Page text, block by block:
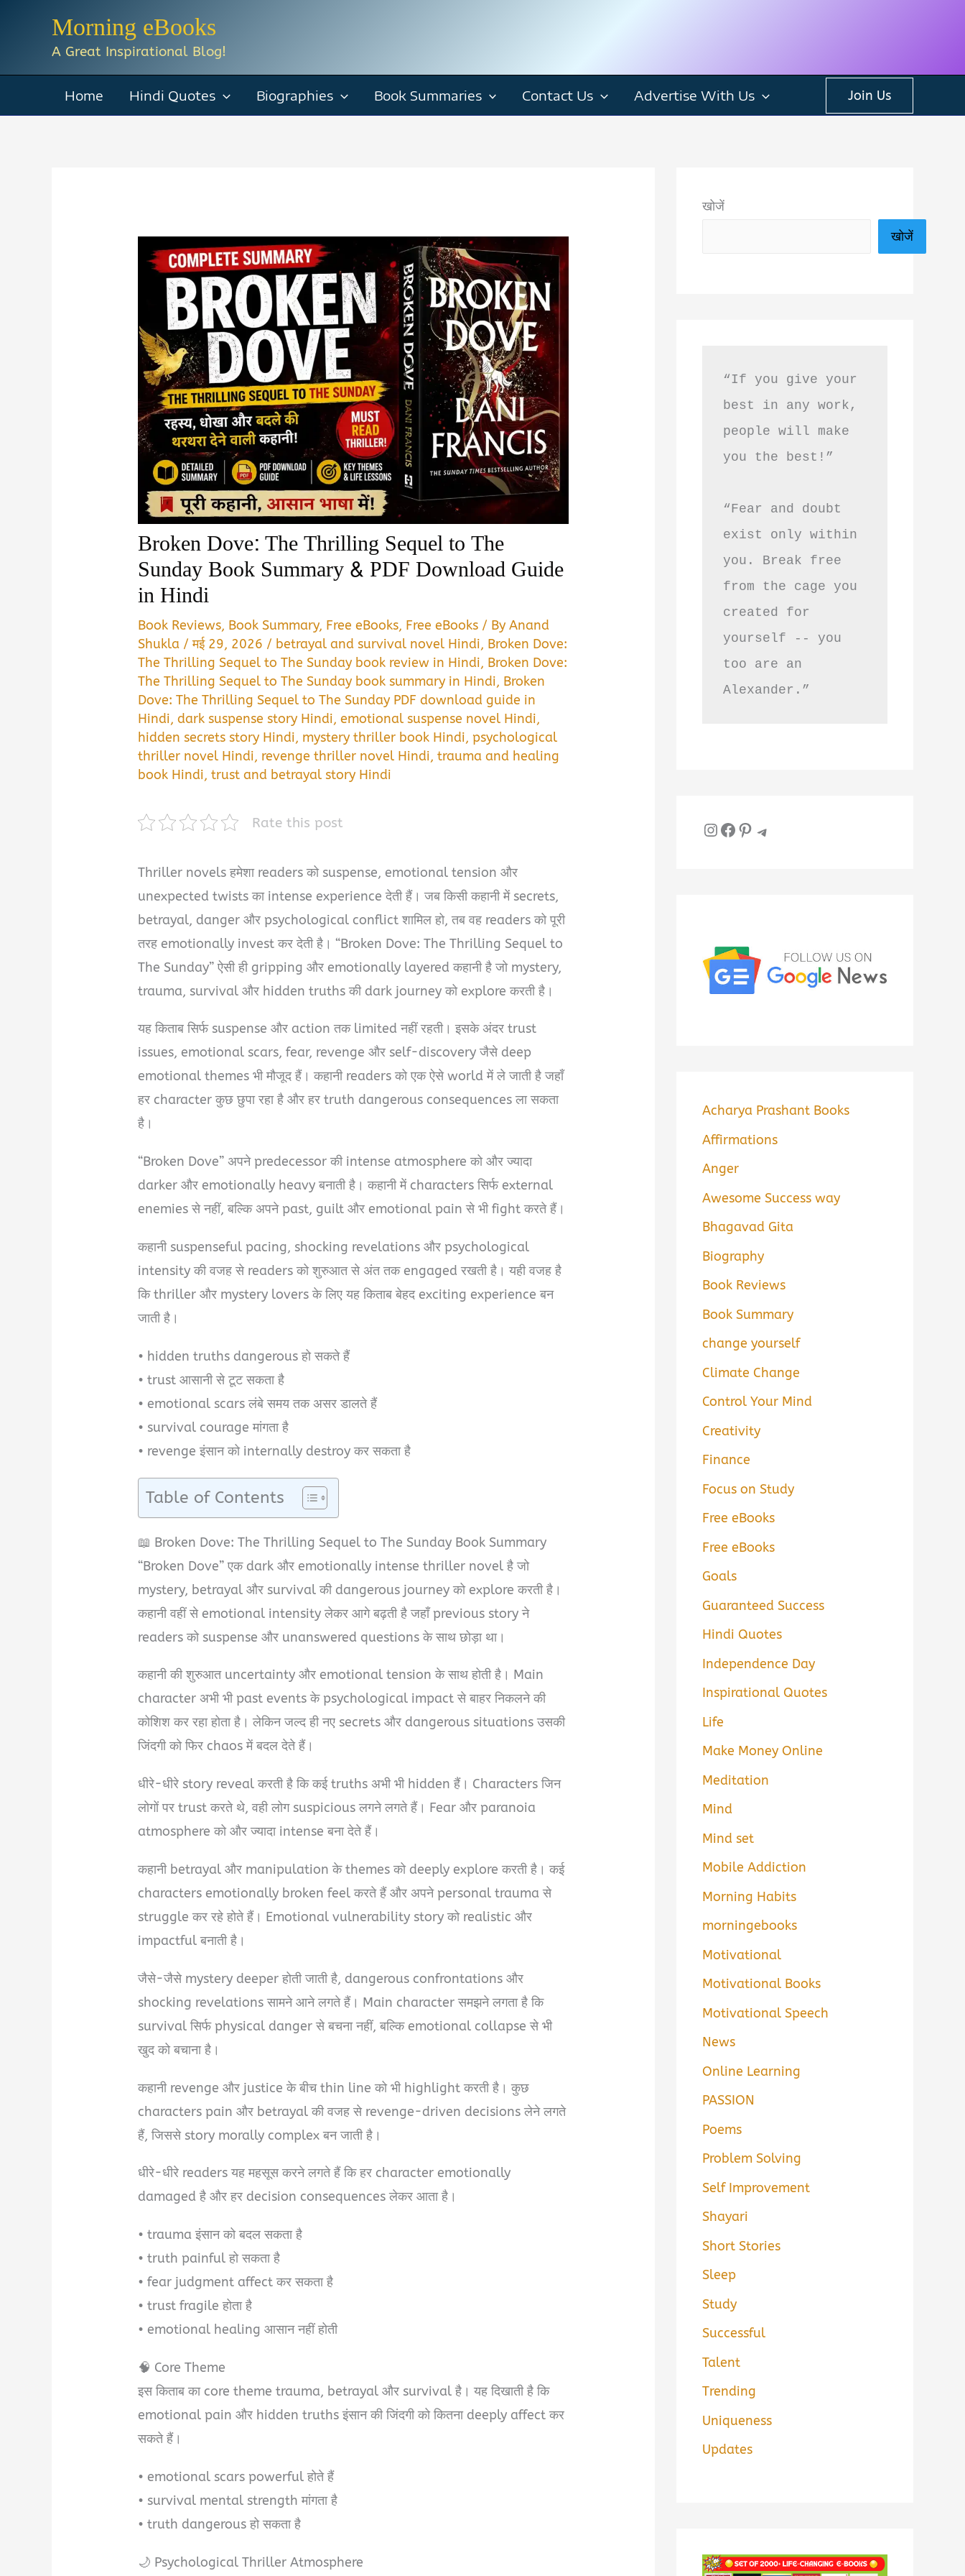
Morning eBooks
A Great Inspirational Blog!
Home Hindi Quotes Biographies Book Summaries Contact Us Advertise With Us Join Us
Broken Dove: The Thrilling Sequel to The
Sunday Book Summary & PDF Download Guide
in Hindi
Book Reviews, Book Summary, Free eBooks, Free eBooks / ByAnand
Shukla /मई 29, 2026 / betrayal and survival novel Hindi, Broken Dove:
The Thrilling Sequel to The Sunday book review in Hindi, Broken Dove:
The Thrilling Sequel to The Sunday book summary in Hindi, Broken
Dove: The Thrilling Sequel to The Sunday PDF download guide in
Hindi,dark suspense story Hindi,emotional suspense novel Hindi,
hidden secrets story Hindi, mystery thriller book Hindi,psychological
thriller novel Hindi, revenge thriller novel Hindi,trauma and healing
book Hindi,trust and betrayal story Hindi
Rate this post
Thriller novels हमेशा readers को suspense, emotional tension और
unexpected twists का intense experience देती हैं। जब किसी कहानी में secrets,
betrayal, danger और psychological conflict शामिल हो, तब वह readers को पूरी
तरह emotionally invest कर देती है। “Broken Dove: The Thrilling Sequel to
The Sunday” ऐसी ही gripping और emotionally layered कहानी है जो mystery,
trauma, survival और hidden truths की dark journey को explore करती है।
यह किताब सिर्फ suspense और action तक limited नहीं रहती। इसके अंदर trust
issues, emotional scars, fear, revenge और self-discovery जैसे deep
emotional themes भी मौजूद हैं। कहानी readers को एक ऐसे world में ले जाती है जहाँ
हर character कुछ छुपा रहा है और हर truth dangerous consequences ला सकता
है।
“Broken Dove” अपने predecessor की intense atmosphere को और ज्यादा
darker और emotionally heavy बनाती है। कहानी में characters सिर्फ external
enemies से नहीं, बल्कि अपने past, guilt और emotional pain से भी fight करते हैं।
कहानी suspenseful pacing, shocking revelations और psychological
intensity की वजह से readers को शुरुआत से अंत तक engaged रखती है। यही वजह है
कि thriller और mystery lovers के लिए यह किताब बेहद exciting experience बन
जाती है।
• hidden truths dangerous हो सकते हैं
• trust आसानी से टूट सकता है
• emotional scars लंबे समय तक असर डालते हैं
• survival courage मांगता है
• revenge इंसान को internally destroy कर सकता है
Table of Contents
📖 Broken Dove: The Thrilling Sequel to The Sunday Book Summary
“Broken Dove” एक dark और emotionally intense thriller novel है जो
mystery, betrayal और survival की dangerous journey को explore करती है।
कहानी वहीं से emotional intensity लेकर आगे बढ़ती है जहाँ previous story ने
readers को suspense और unanswered questions के साथ छोड़ा था।
कहानी की शुरुआत uncertainty और emotional tension के साथ होती है। Main
character अभी भी past events के psychological impact से बाहर निकलने की
कोशिश कर रहा होता है। लेकिन जल्द ही नए secrets और dangerous situations उसकी
जिंदगी को फिर chaos में बदल देते हैं।
धीरे-धीरे story reveal करती है कि कई truths अभी भी hidden हैं। Characters जिन
लोगों पर trust करते थे, वही लोग suspicious लगने लगते हैं। Fear और paranoia
atmosphere को और ज्यादा intense बना देते हैं।
कहानी betrayal और manipulation के themes को deeply explore करती है। कई
characters emotionally broken feel करते हैं और अपने personal trauma से
struggle कर रहे होते हैं। Emotional vulnerability story को realistic और
impactful बनाती है।
जैसे-जैसे mystery deeper होती जाती है, dangerous confrontations और
shocking revelations सामने आने लगते हैं। Main character समझने लगता है कि
survival सिर्फ physical danger से बचना नहीं, बल्कि emotional collapse से भी
खुद को बचाना है।
कहानी revenge और justice के बीच thin line को भी highlight करती है। कुछ
characters pain और betrayal की वजह से revenge-driven decisions लेने लगते
हैं, जिससे story morally complex बन जाती है।
धीरे-धीरे readers यह महसूस करने लगते हैं कि हर character emotionally
damaged है और हर decision consequences लेकर आता है।
• trauma इंसान को बदल सकता है
• truth painful हो सकता है
• fear judgment affect कर सकता है
• trust fragile होता है
• emotional healing आसान नहीं होती
🧠 Core Theme
इस किताब का core theme trauma, betrayal और survival है। यह दिखाती है कि
emotional pain और hidden truths इंसान की जिंदगी को कितना deeply affect कर
सकते हैं।
• emotional scars powerful होते हैं
• survival mental strength मांगता है
• truth dangerous हो सकता है
🌙 Psychological Thriller Atmosphere
खोजें
खोजें
“If you give your
best in any work,
people will make
you the best!”
“Fear and doubt
exist only within
you. Break free
from the cage you
created for
yourself -- you
too are an
Alexander.”
InstagramFacebook Pinterest Telegram
Acharya Prashant Books
Affirmations
Anger
Awesome Success way
Bhagavad Gita
Biography
Book Reviews
Book Summary
change yourself
Climate Change
Control Your Mind
Creativity
Finance
Focus on Study
Free eBooks
Free eBooks
Goals
Guaranteed Success
Hindi Quotes
Independence Day
Inspirational Quotes
Life
Make Money Online
Meditation
Mind
Mind set
Mobile Addiction
Morning Habits
morningebooks
Motivational
Motivational Books
Motivational Speech
News
Online Learning
PASSION
Poems
Problem Solving
Self Improvement
Shayari
Short Stories
Sleep
Study
Successful
Talent
Trending
Uniqueness
Updates